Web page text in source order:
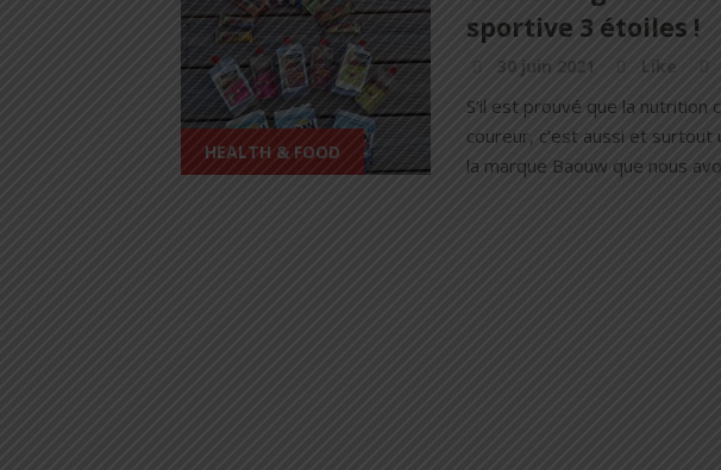
HEALTH & FOOD
sportive 3 étoiles !
30 juin 2021 Like
S’il est prouvé que la nutrition
coureur, c’est aussi et
la marque Baouw que nous